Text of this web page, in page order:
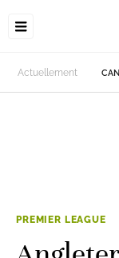
Actuellement
PREMIER LEAGUE